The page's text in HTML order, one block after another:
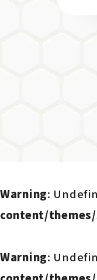
Warning:
content/
Warning: